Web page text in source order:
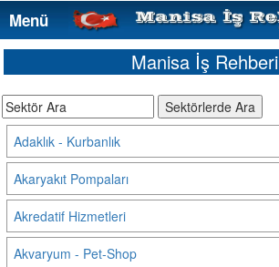
Menü
Menü
Manisa İş Rehberi
Adaklık - Kurbanlık
Akaryakıt Pompaları
Akredatif Hizmetleri
Akvaryum - Pet-Shop